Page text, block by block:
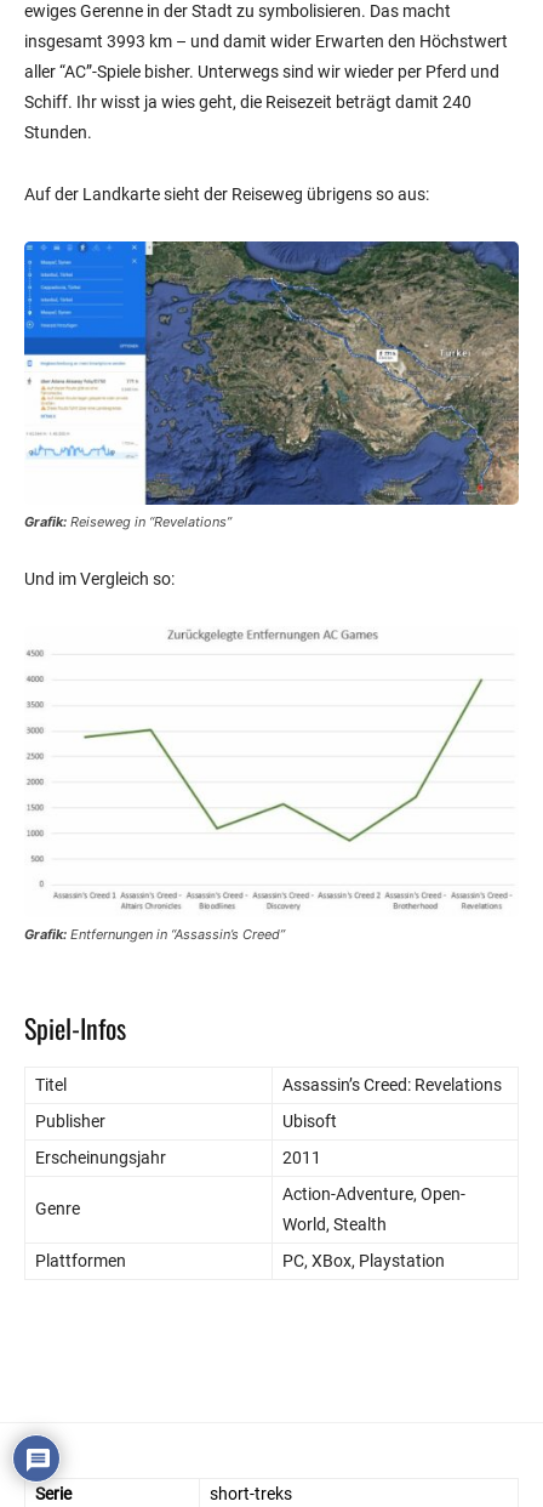
ewiges Gerenne in der Stadt zu symbolisieren. Das macht
insgesamt 3993 km – und damit wider Erwarten den Höchstwert
aller “AC”-Spiele bisher. Unterwegs sind wir wieder per Pferd und
Schiff. Ihr wisst ja wies geht, die Reisezeit beträgt damit 240
Stunden.
Auf der Landkarte sieht der Reiseweg übrigens so aus:
Grafik: Reiseweg in “Revelations”
Und im Vergleich so:
Grafik: Entfernungen in “Assassin’s Creed”
Spiel-Infos
Titel
Assassin’s Creed: Revelations
Publisher
Ubisoft
Erscheinungsjahr
2011
Genre
Action-Adventure, Open-
World, Stealth
Plattformen
PC, XBox, Playstation
Serie short-treks